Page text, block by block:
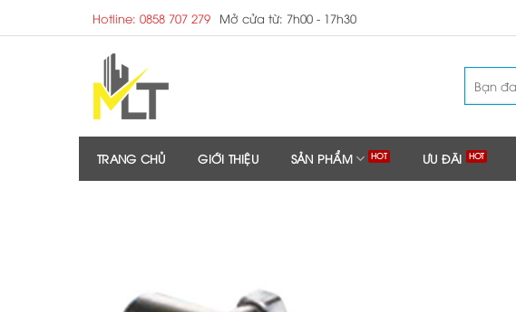
to
Hotline: 0858 707 279 Mở cửa từ: 7h00 - 17h30
kiếm:
TRANG CHỦ GIỚI THIỆU SẢN PHẨM ƯU ĐÃI